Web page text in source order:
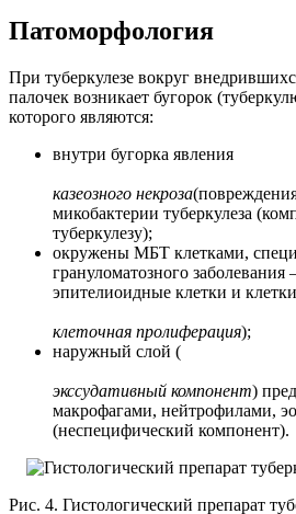
Патоморфология
При туберкулезе вокруг
палочек возникает бугорок
которого являются:
внутри бугорка явления
казеозного некроза
микобактерии туберкулеза
туберкулезу);
окружены МБТ клетками,
грануломатозного
эпителиоидные клетки и
клеточная пролиферация);
наружный слой (
экссудативный компонент)
макрофагами, нейтрофилами,
(неспецифический компонент).
Рис. 4. Гистологический препарат